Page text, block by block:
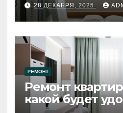
28 ДЕКАБРЯ, 2025
РЕМОНТ
Ремонт
какой будет